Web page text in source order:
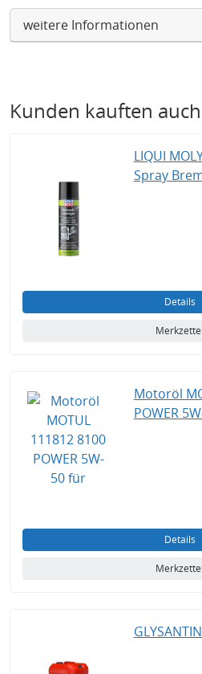
weitere Informationen
Kunden kauften auch
LIQUI
Spray
Details
Merkzettel
Motoröl
POWER
Details
Merkzettel